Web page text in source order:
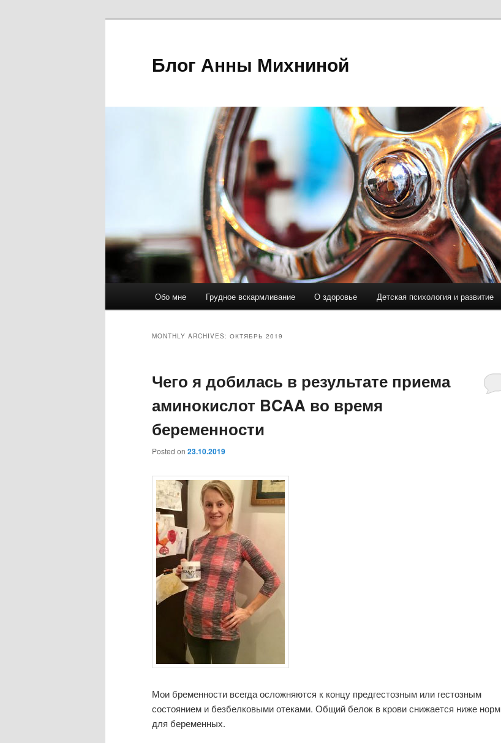
Блог Анны Михниной
Skip
content
Skip
content
Обо мне Грудное вскармливание О здоровье Детская психология и развитие
MONTHLY ARCHIVES: ОКТЯБРЬ 2019
Чего я добилась в результате приема
аминокислот BCAA во время
беременности
Posted on 23.10.2019
Мои бременности всегда осложняются к концу предгестозным или гестозным
состоянием и безбелковыми отеками. Общий белок в крови снижается ниже норм
для беременных.